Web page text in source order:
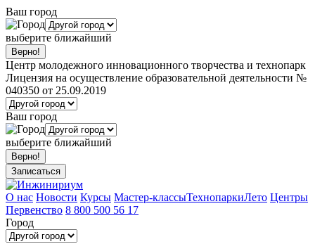
Ваш город
выберите ближайший
Центр молодежного инновационного творчества и технопарк
Лицензия на осуществление образовательной деятельности №
040350 от 25.09.2019
Ваш город
выберите ближайший
Записаться
О нас Новости Курсы Мастер-классыТехнопаркиЛето Центры
Первенство 8 800 500 56 17
Город